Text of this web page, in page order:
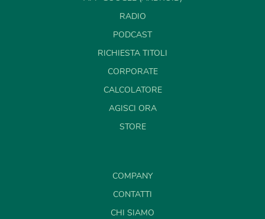
RADIO
PODCAST
RICHIESTA TITOLI
CORPORATE
CALCOLATORE
AGISCI ORA
STORE
COMPANY
CONTATTI
CHI SIAMO